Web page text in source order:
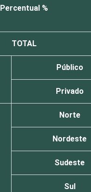
Percentual %
TOTAL
Público
Privado
Norte
Nordeste
Sudeste
Sul